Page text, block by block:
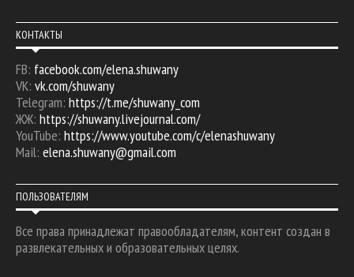
КОНТАКТЫ
FB: facebook.com/elena.shuwany
VK: vk.com/shuwany
Telegram: https://t.me/shuwany_com
ЖЖ: https://shuwany.livejournal.com/
YouTube: https://www.youtube.com/c/elenashuwany
Mail: elena.shuwany@gmail.com
ПОЛЬЗОВАТЕЛЯМ
Все права принадлежат правообладателям, контент создан в
развлекательных и образовательных целях.